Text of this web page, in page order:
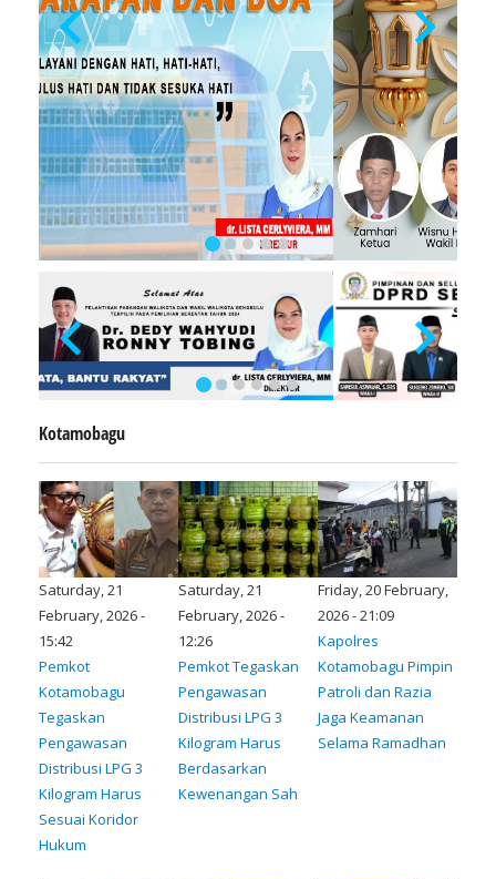
Kotamobagu
Saturday, 21
February, 2026 -
15:42
Pemkot
Kotamobagu
Tegaskan
Pengawasan
Distribusi LPG 3
Kilogram Harus
Sesuai Koridor
Hukum
Saturday, 21
February, 2026 -
12:26
Pemkot Tegaskan
Pengawasan
Distribusi LPG 3
Kilogram Harus
Berdasarkan
Kewenangan Sah
Friday, 20 February,
2026 - 21:09
Kapolres
Kotamobagu Pimpin
Patroli dan Razia
Jaga Keamanan
Selama Ramadhan